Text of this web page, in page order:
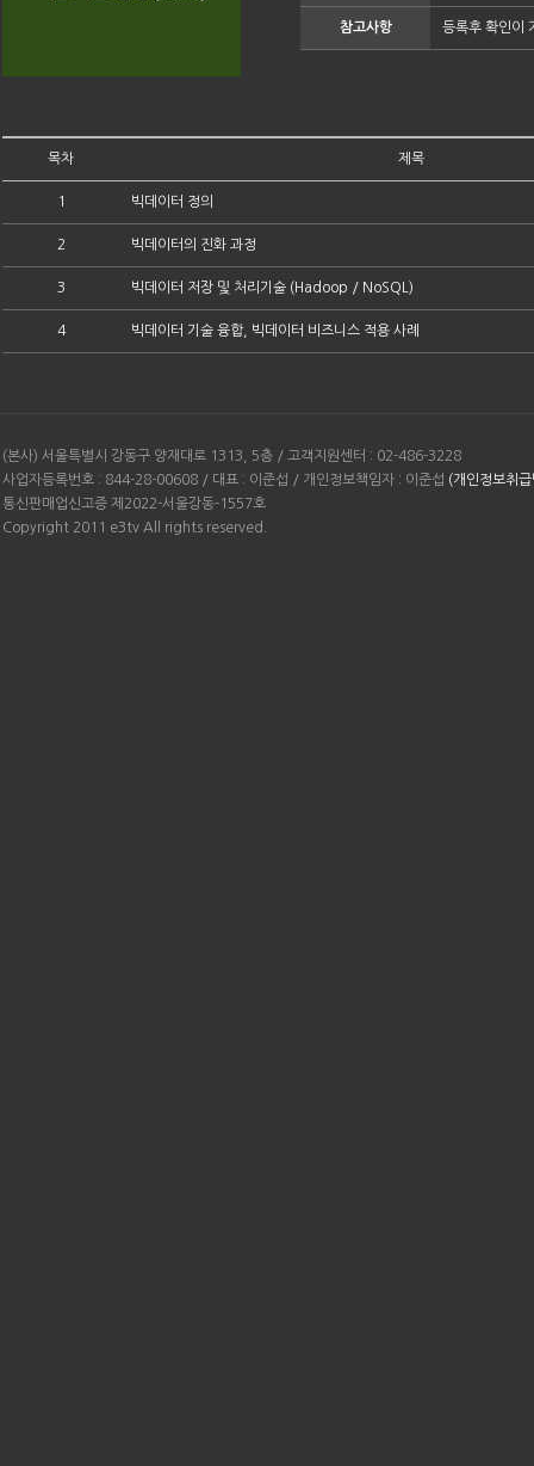
참고사항 등록후 확인이
목차 제목
1 빅데이터 정의
2 빅데이터의 진화 과정
3 빅데이터 저장 및 처리기술 (Hadoop / NoSQL)
4 빅데이터 기술 융합, 빅데이터 비즈니스 적용 사례
(본사) 서울특별시 강동구 양재대로 1313, 5층 / 고객지원센터 : 02-486-3228
사업자등록번호 : 844-28-00608 / 대표 : 이준섭 / 개인정보책임자 : 이준섭 (개인정보취
통신판매업신고증 제2022-서울강동-1557호
Copyright 2011 e3tv All rights reserved.